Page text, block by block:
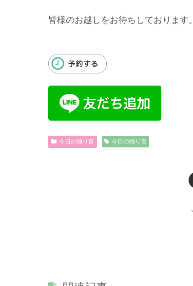
皆様のお越しをお待ちしております。
今日の独り言 今日の独り言